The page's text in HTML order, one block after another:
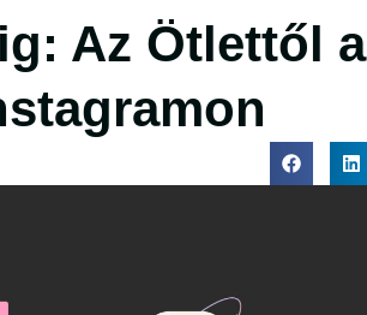
Az Ötlettől a